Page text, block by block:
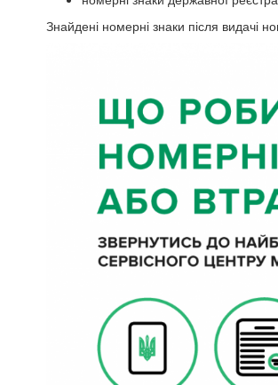
Знайдені номерні знаки після видачі